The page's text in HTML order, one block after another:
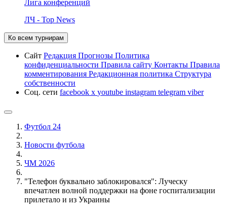
Лига конференций
ЛЧ - Top News
Ко всем турнирам
Сайт Редакция Прогнозы Политика
конфиденциальности Правила сайту Контакты Правила
комментирования Редакционная политика Структура
собственности
Соц. сети facebook x youtube instagram telegram viber
Футбол 24
Новости футбола
ЧМ 2026
"Телефон буквально заблокировался": Луческу
впечатлен волной поддержки на фоне госпитализации
прилетало и из Украины